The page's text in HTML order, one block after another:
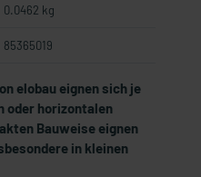
0.0462 kg
85365019
elobau eignen sich je
oder horizontalen
Bauweise eignen
in kleinen